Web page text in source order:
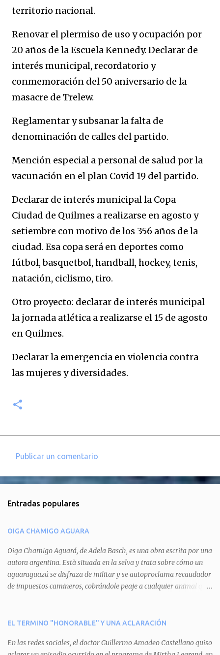
territorio nacional.
Renovar el plermiso de uso y ocupación por
20 años de la Escuela Kennedy. Declarar de
interés municipal, recordatorio y
conmemoración del 50 aniversario de la
masacre de Trelew.
Reglamentar y subsanar la falta de
denominación de calles del partido.
Mención especial a personal de salud por la
vacunación en el plan Covid 19 del partido.
Declarar de interés municipal la Copa
Ciudad de Quilmes a realizarse en agosto y
setiembre con motivo de los 356 años de la
ciudad. Esa copa será en deportes como
fútbol, basquetbol, handball, hockey, tenis,
natación, ciclismo, tiro.
Otro proyecto: declarar de interés municipal
la jornada atlética a realizarse el 15 de agosto
en Quilmes.
Declarar la emergencia en violencia contra
las mujeres y diversidades.
o
e
t
a
r
i
o
Publicar un comentario
Entradas populares
OIGA CHAMIGO AGUARA
Oiga Chamigo Aguará, de Adela Basch, es una obra escrita por una
autora argentina. Està situada en la selva y trata sobre cómo un
aguaraguazú se disfraza de militar y se autoproclama recaudador
de impuestos camineros, cobrándole peaje a cualquier animal que
aguará le provoca. De igual manera pasa con Tatú, el armadillo.
del aguará y pasa sin pagar. Por último, Tui, la cotorra, deja
EL TERMINO "HONORABLE" Y UNA ACLARACIÓN
En las redes sociales, el doctor Guillermo Amadeo Castellano quiso